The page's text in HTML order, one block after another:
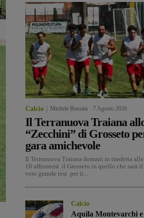
Calcio Michele Bossini 7 Agosto 2026
Il Terranuova Traiana
“Zecchini” di Grosseto
gara amichevole
Il Terranuova Traiana domani in trasferta alle
18 affronterà il Grosseto in quello che sarà
vero grande test per ii...
Calcio
Aquila Montevarchi e